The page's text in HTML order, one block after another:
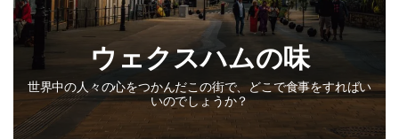
ウェクスハムの味
世界中の人々の心をつかんだこの街で、どこで食事をすればい
いのでしょうか？